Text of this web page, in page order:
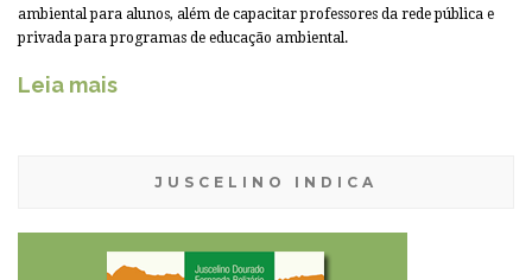
ambiental para alunos, além de capacitar professores da rede pública e
privada para programas de educação ambiental.
Leia mais
JUSCELINO INDICA